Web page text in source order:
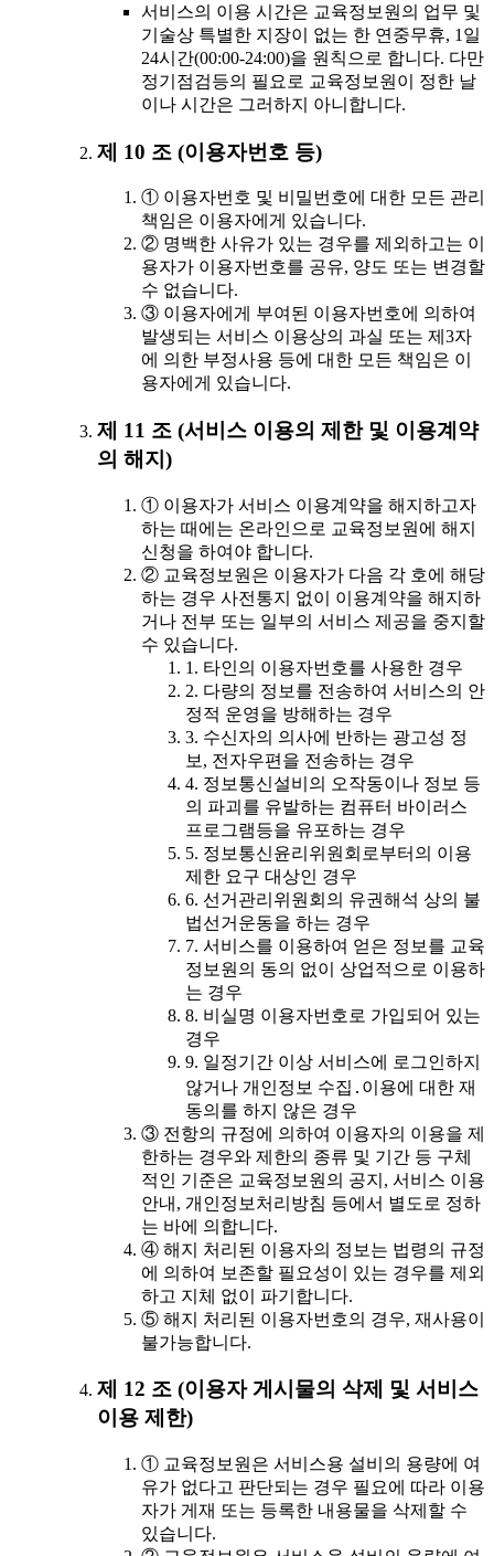
서비스의 이용 시간은 교육정보원의 업무 및
기술상 특별한 지장이 없는 한 연중무휴, 1일
24시간(00:00-24:00)을 원칙으로 합니다. 다만
정기점검등의 필요로 교육정보원이 정한 날
이나 시간은 그러하지 아니합니다.
제 10 조 (이용자번호 등)
① 이용자번호 및 비밀번호에 대한 모든 관리
책임은 이용자에게 있습니다.
② 명백한 사유가 있는 경우를 제외하고는 이
용자가 이용자번호를 공유, 양도 또는 변경할
수 없습니다.
③ 이용자에게 부여된 이용자번호에 의하여
발생되는 서비스 이용상의 과실 또는 제3자
에 의한 부정사용 등에 대한 모든 책임은 이
용자에게 있습니다.
제 11 조 (서비스 이용의 제한 및 이용계약
의 해지)
① 이용자가 서비스 이용계약을 해지하고자
하는 때에는 온라인으로 교육정보원에 해지
신청을 하여야 합니다.
② 교육정보원은 이용자가 다음 각 호에 해당
하는 경우 사전통지 없이 이용계약을 해지하
거나 전부 또는 일부의 서비스 제공을 중지할
수 있습니다.
1. 타인의 이용자번호를 사용한 경우
2. 다량의 정보를 전송하여 서비스의 안
정적 운영을 방해하는 경우
3. 수신자의 의사에 반하는 광고성 정
보, 전자우편을 전송하는 경우
4. 정보통신설비의 오작동이나 정보 등
의 파괴를 유발하는 컴퓨터 바이러스
프로그램등을 유포하는 경우
5. 정보통신윤리위원회로부터의 이용
제한 요구 대상인 경우
6. 선거관리위원회의 유권해석 상의 불
법선거운동을 하는 경우
7. 서비스를 이용하여 얻은 정보를 교육
정보원의 동의 없이 상업적으로 이용하
는 경우
8. 비실명 이용자번호로 가입되어 있는
경우
9. 일정기간 이상 서비스에 로그인하지
않거나 개인정보 수집․이용에 대한 재
동의를 하지 않은 경우
③ 전항의 규정에 의하여 이용자의 이용을 제
한하는 경우와 제한의 종류 및 기간 등 구체
적인 기준은 교육정보원의 공지, 서비스 이용
안내, 개인정보처리방침 등에서 별도로 정하
는 바에 의합니다.
④ 해지 처리된 이용자의 정보는 법령의 규정
에 의하여 보존할 필요성이 있는 경우를 제외
하고 지체 없이 파기합니다.
⑤ 해지 처리된 이용자번호의 경우, 재사용이
불가능합니다.
제 12 조 (이용자 게시물의 삭제 및 서비스
이용 제한)
① 교육정보원은 서비스용 설비의 용량에 여
유가 없다고 판단되는 경우 필요에 따라 이용
자가 게재 또는 등록한 내용물을 삭제할 수
있습니다.